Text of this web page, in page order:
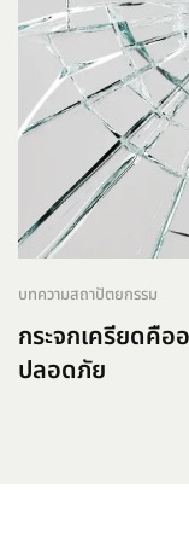
บทความสถาปัตยกรรม
กระจกเครียดคือ
ปลอดภัย